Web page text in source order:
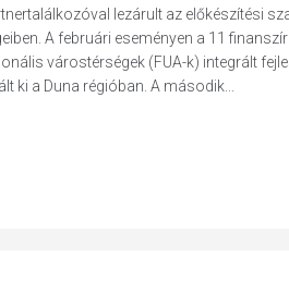
lezárult az előkészítési
A februári eseményen a 11
várostérségek (FUA-k) integrált
ki a Duna régióban. A második...